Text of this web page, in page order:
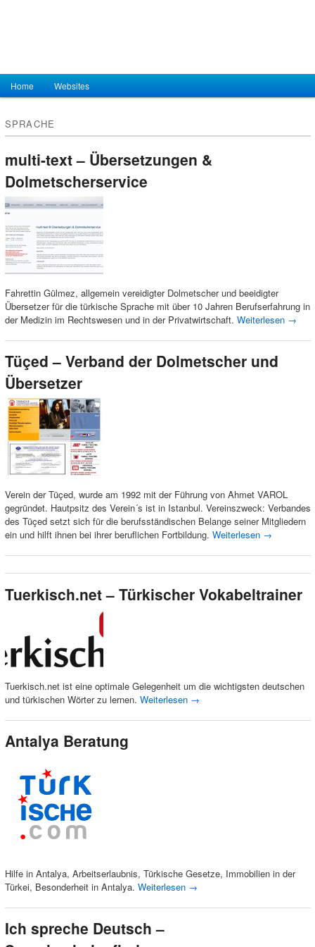
Hauptmenü
Zum Inhalt wechseln
Zum sekundären Inhalt wechseln
Home Websites
SPRACHE
multi-text – Übersetzungen &
Dolmetscherservice
Fahrettin Gülmez, allgemein vereidigter Dolmetscher und beeidigter
Übersetzer für die türkische Sprache mit über 10 Jahren Berufserfahrung in
der Medizin im Rechtswesen und in der Privatwirtschaft. Weiterlesen →
Tüçed – Verband der Dolmetscher und
Übersetzer
Verein der Tüçed, wurde am 1992 mit der Führung von Ahmet VAROL
gegründet. Hautpsitz des Verein´s ist in Istanbul. Vereinszweck: Verbandes
des Tüçed setzt sich für die berufsständischen Belange seiner Mitgliedern
ein und hilft ihnen bei ihrer beruflichen Fortbildung. Weiterlesen →
Tuerkisch.net – Türkischer Vokabeltrainer
Tuerkisch.net ist eine optimale Gelegenheit um die wichtigsten deutschen
und türkischen Wörter zu lernen. Weiterlesen →
Antalya Beratung
Hilfe in Antalya, Arbeitserlaubnis, Türkische Gesetze, Immobilien in der
Türkei, Besonderheit in Antalya. Weiterlesen →
Ich spreche Deutsch –